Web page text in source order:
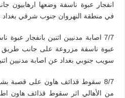
انفجار عبوة ناسفة وضعها ارهابيون
في منطقة النهروان جنوب شرقي بغداد
7/7 اصابة مدنيين اثنين بانفجار
عبوة ناسفة مزروعة على جانب
سويب جنوبي بغداد عن اصابة مدنيين
8/7 سقوط قذائف هاون على قصبة
من الأهالي اثر سقوط قذائف هاون